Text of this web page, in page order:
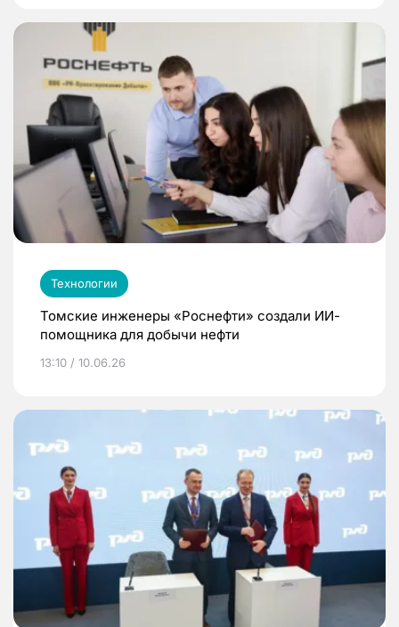
Технологии
Томские инженеры «Роснефти» создали ИИ-
помощника для добычи нефти
13:10 / 10.06.26